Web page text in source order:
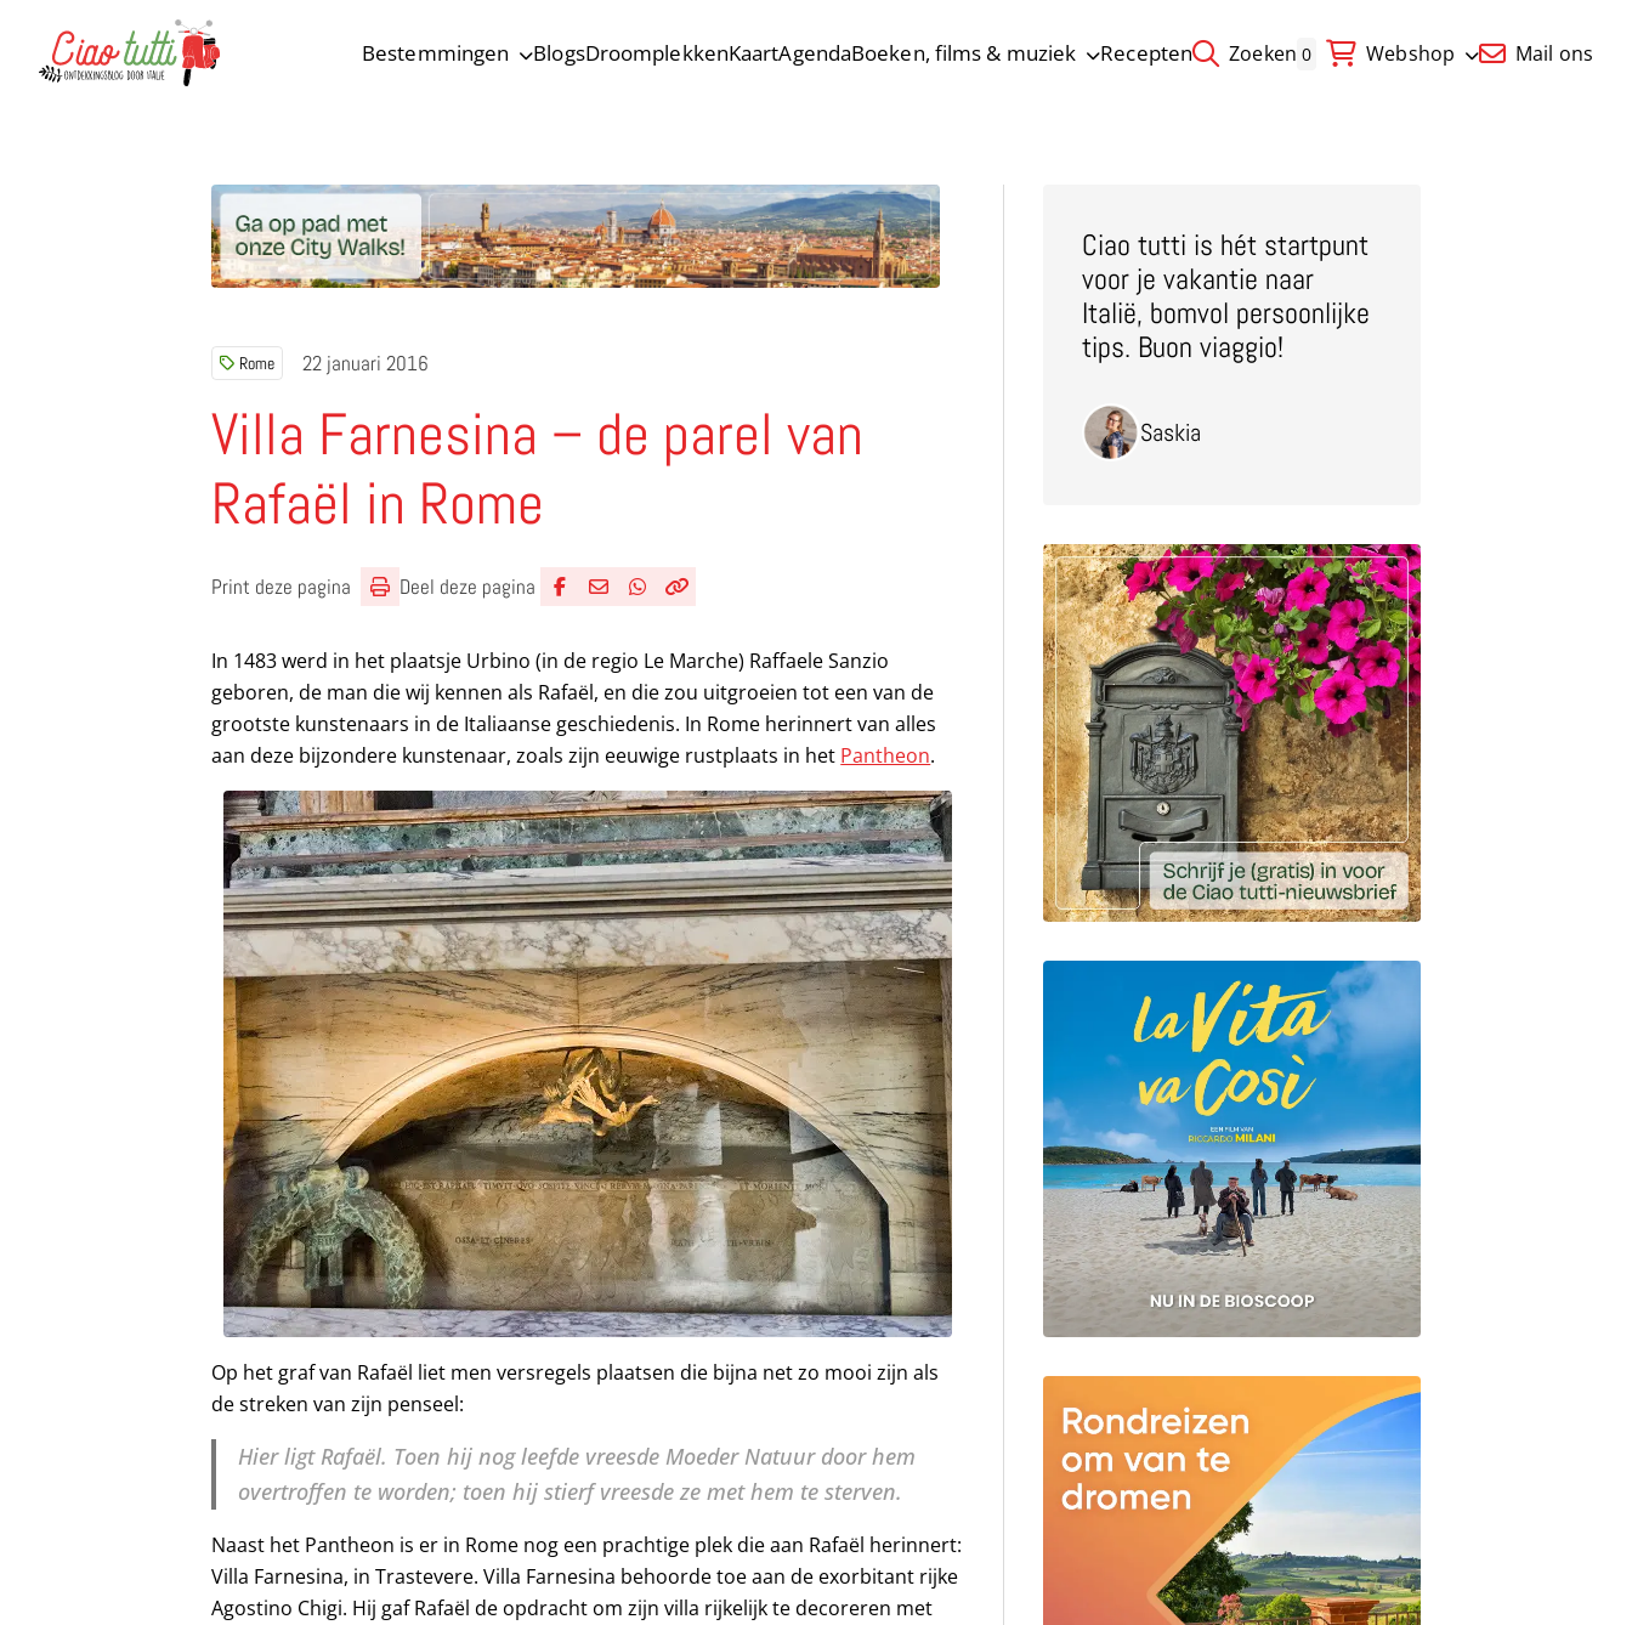
Bestemmingen BlogsDroomplekkenKaartAgendaBoeken, films & muziek Recepten Zoeken 0 Webshop Mail ons
Rome 22 januari 2016
Villa Farnesina – de parel van
Rafaël in Rome
Print deze pagina
Deel deze pagina
In 1483 werd in het plaatsje Urbino (in de regio Le Marche) Raffaele Sanzio
geboren, de man die wij kennen als Rafaël, en die zou uitgroeien tot een van de
grootste kunstenaars in de Italiaanse geschiedenis. In Rome herinnert van alles
aan deze bijzondere kunstenaar, zoals zijn eeuwige rustplaats in het Pantheon.
Op het graf van Rafaël liet men versregels plaatsen die bijna net zo mooi zijn als
de streken van zijn penseel:
Hier ligt Rafaël. Toen hij nog leefde vreesde Moeder Natuur door hem
overtroffen te worden; toen hij stierf vreesde ze met hem te sterven.
Naast het Pantheon is er in Rome nog een prachtige plek die aan Rafaël herinnert:
Villa Farnesina, in Trastevere. Villa Farnesina behoorde toe aan de exorbitant rijke
Agostino Chigi. Hij gaf Rafaël de opdracht om zijn villa rijkelijk te decoreren met
Ciao tutti is hét startpunt
voor je vakantie naar
Italië, bomvol persoonlijke
tips. Buon viaggio!
Saskia